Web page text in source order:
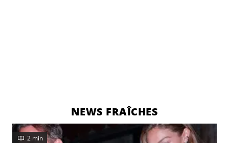
NEWS FRAÎCHES
2 min